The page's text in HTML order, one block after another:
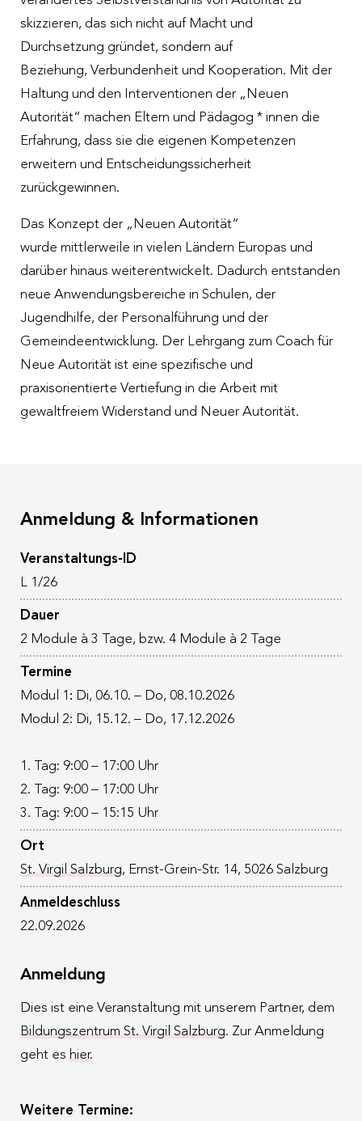
skizzieren, das sich nicht auf Macht und
Durchsetzung gründet, sondern auf
Beziehung, Verbundenheit und Kooperation. Mit der
Haltung und den Interventionen der „Neuen
Autorität“ machen Eltern und Pädagog * innen die
Erfahrung, dass sie die eigenen Kompetenzen
erweitern und Entscheidungssicherheit
zurückgewinnen.
Das Konzept der „Neuen Autorität“
wurde mittlerweile in vielen Ländern Europas und
darüber hinaus weiterentwickelt. Dadurch entstanden
neue Anwendungsbereiche in Schulen, der
Jugendhilfe, der Personalführung und der
Gemeindeentwicklung. Der Lehrgang zum Coach für
Neue Autorität ist eine spezifische und
praxisorientierte Vertiefung in die Arbeit mit
gewaltfreiem Widerstand und Neuer Autorität.
Anmeldung & Informationen
Veranstaltungs-ID
L 1/26
Dauer
2 Module à 3 Tage, bzw. 4 Module à 2 Tage
Termine
Modul 1 : Di, 06.10. – Do, 08.10.2026
Modul 2: Di, 15.12. – Do, 17.12.2026
1. Tag: 9:00 – 17:00 Uhr
2. Tag: 9:00 – 17:00 Uhr
3. Tag: 9:00 – 15:15 Uhr
Ort
St. Virgil Salzburg, Ernst-Grein-Str. 14, 5026 Salzburg
Anmeldeschluss
22.09.2026
Anmeldung
Dies ist eine Veranstaltung mit unserem Partner, dem
Bildungszentrum St. Virgil Salzburg. Zur Anmeldung
geht es hier.
Weitere Termine: